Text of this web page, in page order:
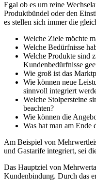
Egal ob es um reine
Produktbündel oder den
es stellen sich immer die
Welche Ziele möchte
Welche Bedürfnisse
Welche Produkte sind
Kundenbedürfnisse
Wie groß ist das
Wie können neue
sinnvoll integriert
Welche Stolpersteine
beachten?
Wie können die
Was hat man am Ende
Am Beispiel von
und Gastarife integriert, sei
Das Hauptziel von
Kundenbindung. Durch das